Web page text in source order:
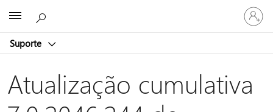
Suporte
Entre
em
sua
Atualização cumulativa